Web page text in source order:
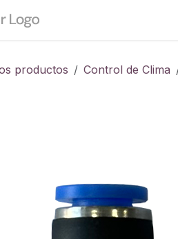
productos Control de Clima